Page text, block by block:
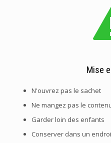
Mise
N'ouvrez pas le sachet
Ne mangez pas le
Garder loin des enfants
Conserver dans un